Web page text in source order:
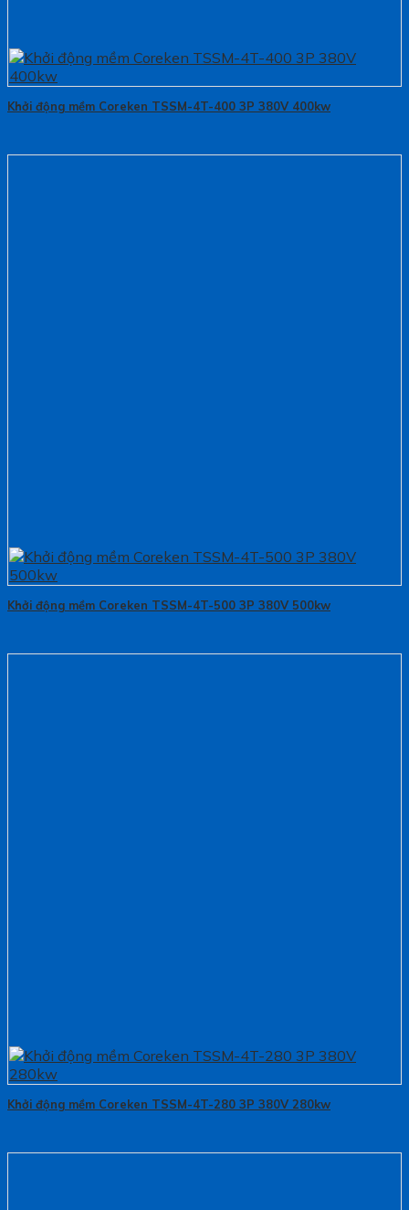
Khởi động mềm Coreken TSSM-4T-400 3P 380V 400kw
Khởi động mềm Coreken TSSM-4T-500 3P 380V 500kw
Khởi động mềm Coreken TSSM-4T-280 3P 380V 280kw